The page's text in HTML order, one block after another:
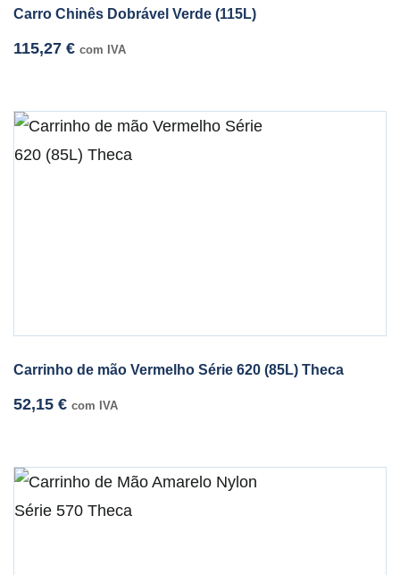
Carro Chinês Dobrável Verde (115L)
115,27 € com IVA
Carrinho de mão Vermelho Série 620 (85L) Theca
52,15 € com IVA